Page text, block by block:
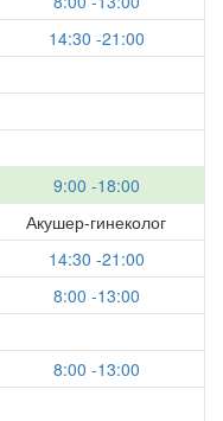
14:30 -21:00
9:00 -18:00
Акушер-гинеколог
14:30 -21:00
8:00 -13:00
8:00 -13:00